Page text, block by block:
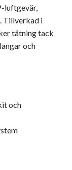
luftgevär,
Tillverkad i
tätning tack
och
och